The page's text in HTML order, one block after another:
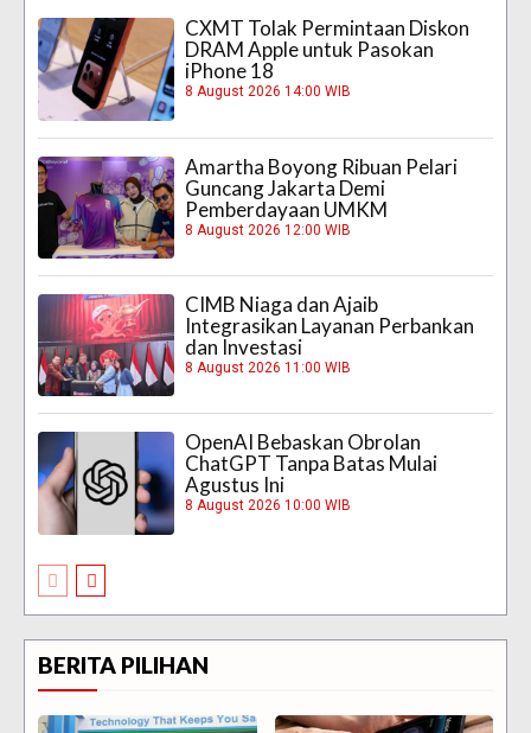
CXMT Tolak Permintaan Diskon
DRAM Apple untuk Pasokan
iPhone 18
8 August 2026 14:00 WIB
Amartha Boyong Ribuan Pelari
Guncang Jakarta Demi
Pemberdayaan UMKM
8 August 2026 12:00 WIB
CIMB Niaga dan Ajaib
Integrasikan Layanan Perbankan
dan Investasi
8 August 2026 11:00 WIB
OpenAI Bebaskan Obrolan
ChatGPT Tanpa Batas Mulai
Agustus Ini
8 August 2026 10:00 WIB
BERITA PILIHAN